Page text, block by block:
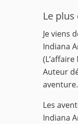
Le plus
Je viens
Indiana
(L’affaire
Auteur
aventure.
Les
Indiana